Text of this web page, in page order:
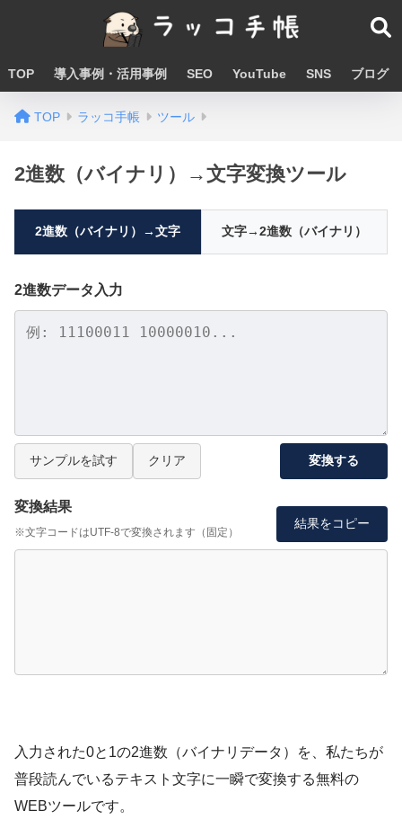
TOP 導入事例・活用事例 SEO YouTube SNS ブログ
TOP ラッコ手帳 ツール
2進数（バイナリ）→文字変換ツール
2進数（バイナリ）→文字 文字→2進数（バイナリ）
2進数データ入力
サンプルを試す クリア 変換する
変換結果
※文字コードはUTF-8で変換されます（固定）
結果をコピー
入力された0と1の2進数（バイナリデータ）を、私たちが
普段読んでいるテキスト文字に一瞬で変換する無料の
WEBツールです。